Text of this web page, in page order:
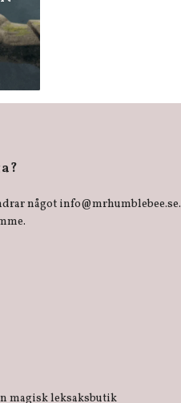
något info@mrhumblebee.se.
magisk leksaksbutik